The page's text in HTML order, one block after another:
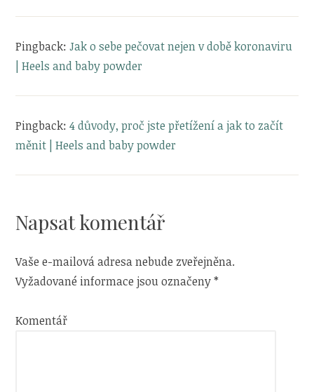
Pingback:Jak o sebe pečovat nejen v době koronaviru
| Heels and baby powder
Pingback:4 důvody, proč jste přetížení a jak to začít
měnit | Heels and baby powder
Napsat komentář
Vaše e-mailová adresa nebude zveřejněna.
Vyžadované informace jsou označeny*
Komentář